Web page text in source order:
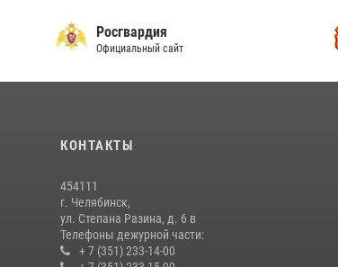
Росгвардия
Официальный сайт
КОНТАКТЫ
454111
г. Челябинск,
ул. Степана Разина, д. 6 в
Телефоны дежурной части:
+ 7 (351) 233-14-00